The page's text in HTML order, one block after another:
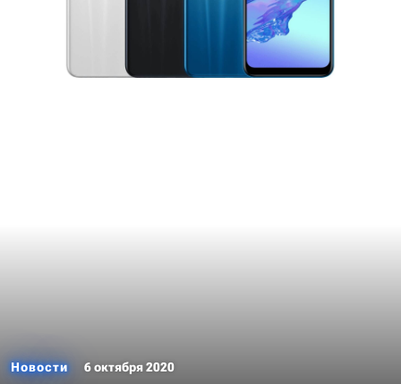
Новости 6 октября 2020